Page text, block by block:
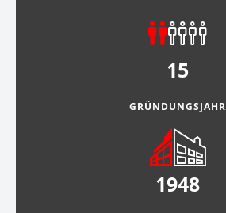
15
GRÜNDUNGSJAHR
1948